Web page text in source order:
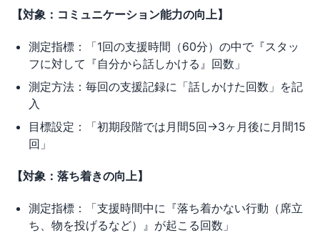
【対象：コミュニケーション能力の向上】
測定指標：「1回の支援時間（60分）の中で『スタッ
フに対して『自分から話しかける』回数」
測定方法：毎回の支援記録に「話しかけた回数」を記
入
目標設定：「初期段階では月間5回→3ヶ月後に月間15
回」
【対象：落ち着きの向上】
測定指標：「支援時間中に『落ち着かない行動（席立
ち、物を投げるなど）』が起こる回数」